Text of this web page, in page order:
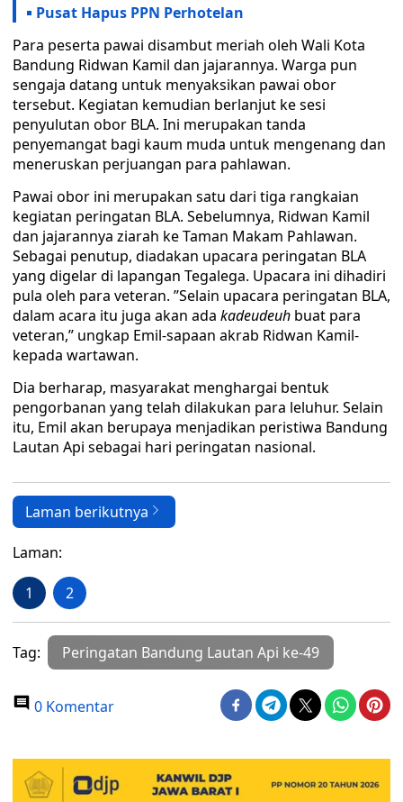
Pusat Hapus PPN Perhotelan
Para peserta pawai disambut meriah oleh Wali Kota
Bandung Ridwan Kamil dan jajarannya. Warga pun
sengaja datang untuk menyaksikan pawai obor
tersebut. Kegiatan kemudian berlanjut ke sesi
penyulutan obor BLA. Ini merupakan tanda
penyemangat bagi kaum muda untuk mengenang dan
meneruskan perjuangan para pahlawan.
Pawai obor ini merupakan satu dari tiga rangkaian
kegiatan peringatan BLA. Sebelumnya, Ridwan Kamil
dan jajarannya ziarah ke Taman Makam Pahlawan.
Sebagai penutup, diadakan upacara peringatan BLA
yang digelar di lapangan Tegalega. Upacara ini dihadiri
pula oleh para veteran. ’’Selain upacara peringatan BLA,
dalam acara itu juga akan ada kadeudeuh buat para
veteran,” ungkap Emil-sapaan akrab Ridwan Kamil-
kepada wartawan.
Dia berharap, masyarakat menghargai bentuk
pengorbanan yang telah dilakukan para leluhur. Selain
itu, Emil akan berupaya menjadikan peristiwa Bandung
Lautan Api sebagai hari peringatan nasional.
Laman berikutnya
Laman:
1 2
Tag: Peringatan Bandung Lautan Api ke-49
0 Komentar